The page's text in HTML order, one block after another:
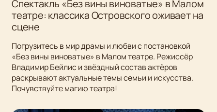
Спектакль «Без вины виноватые» в Малом
театре: классика Островского оживает на
сцене
Погрузитесь в мир драмы и любви с постановкой
«Без вины виноватые» в Малом театре. Режиссёр
Владимир Бейлис и звёздный состав актёров
раскрывают актуальные темы семьи и искусства.
Почувствуйте магию театра!